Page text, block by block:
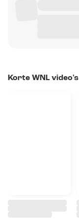
Korte WNL video's